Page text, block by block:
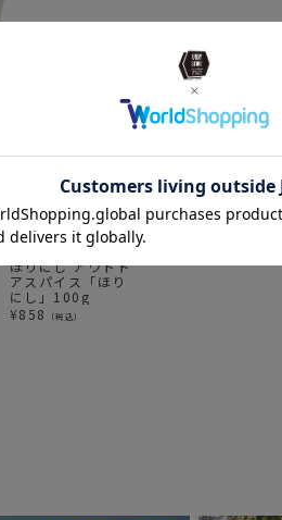
ほりにし アウトド
アスパイス「ほり
にし」100g
¥858 （税込）
MINIMAL WORKS